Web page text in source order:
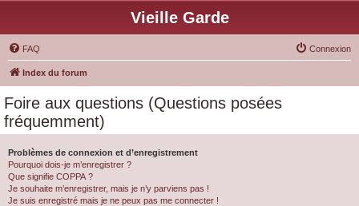
Vieille Garde
FAQ Connexion
Index du forum
Foire aux questions (Questions posées
fréquemment)
Problèmes de connexion et d’enregistrement
Pourquoi dois-je m’enregistrer ?
Que signifie COPPA ?
Je souhaite m’enregistrer, mais je n’y parviens pas !
Je suis enregistré mais je ne peux pas me connecter !